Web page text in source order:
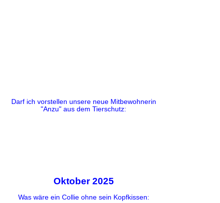
Darf ich vorstellen unsere neue Mitbewohnerin
"Anzu" aus dem Tierschutz:
Oktober 2025
Was wäre ein Collie ohne sein Kopfkissen: